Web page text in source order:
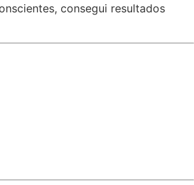
consegui resultados